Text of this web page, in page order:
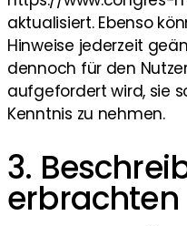
aktualisiert. Ebenso
Hinweise jederzeit
dennoch für den
aufgefordert wird, sie
Kenntnis zu nehmen.
3.
erbrachten